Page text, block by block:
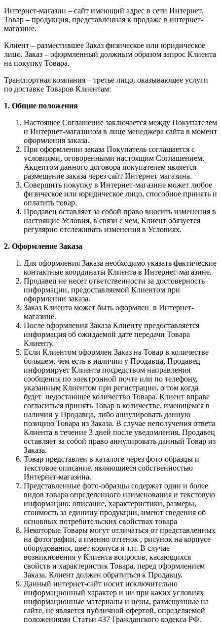
Интернет-магазин – сайт имеющий адрес в сети Интернет.
Товар – продукция, представленная к продаже в интернет-
магазине.
Клиент – разместившее Заказ физическое или юридическое
лицо. Заказ – оформленный должным образом запрос Клиента
на покупку Товара.
Транспортная компания – третье лицо, оказывающее услуги
по доставке Товаров Клиентам:
1. Общие положения
Настоящее Соглашение заключается между Покупателем
и Интернет-магазином в лице менеджера сайта в момент
оформления заказа.
При оформлении заказа Покупатель соглашается с
условиями, оговоренными настоящим Соглашением.
Акцептом данного договора покупателем является
размещение заказа через сайт Интернет магазина.
Совершить покупку в Интернет-магазине может любое
физическое или юридическое лицо, способное принять и
оплатить товар.
Продавец оставляет за собой право вносить изменения в
настоящие Условия, в связи с чем, Клиент обязуется
регулярно отслеживать изменения в Условиях.
2. Оформление Заказа
Для оформления Заказа необходимо указать фактические
контактные координаты Клиента в Интернет-магазине.
Продавец не несет ответственности за достоверность
информации, предоставляемой Клиентом при
оформлении заказа.
Заказ Клиента может быть оформлен в Интернет-
магазине.
После оформления Заказа Клиенту предоставляется
информация об ожидаемой дате передачи Товара
Клиенту.
Если Клиентом оформлен Заказ на Товар в количестве
большем, чем есть в наличии у Продавца, Продавец
информирует Клиента посредством направления
сообщения по электронной почте или по телефону,
указанным Клиентом при регистрации, о том когда
будет недостающее количество Товара. Клиент вправе
согласиться принять Товар в количестве, имеющемся в
наличии у Продавца, либо аннулировать данную
позицию Товара из Заказа. В случае неполучения ответа
Клиента в течение 3 дней после уведомления, Продавец
оставляет за собой право аннулировать данный Товар из
Заказа.
Товар представлен в каталоге через фото-образцы и
текстовое описание, являющиеся собственностью
Интернет-магазина.
Представленные фото-образцы содержат один и более
видов товара определенного наименования и текстовую
информацию: описание, характеристики, размеры,
стоимость за единицу продукции, имеют сведения об
основных потребительских свойствах товара
Некоторые Товары могут отличаться от представленных
на фотографии, а именно оттенок , рисунок на корпусе
оборудования, цвет корпуса и т.п. В случае
возникновения у Клиента вопросов, касающихся
свойств и характеристик Товара, перед оформлением
Заказа, Клиент должен обратиться к Продавцу.
Данный интернет-сайт носит исключительно
информационный характер и ни при каких условиях
информационные материалы и цены, размещенные на
сайте, не является публичной офертой, определяемой
положениями Статьи 437 Гражданского кодекса РФ.